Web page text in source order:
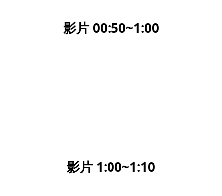
影片 00:50~1:00
影片 1:00~1:10